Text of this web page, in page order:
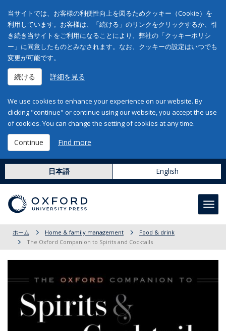
当サイトでは、お客様の利便性向上を図るためクッキー（Cookie）を
利用しています。お客様は、「続ける」のリンクをクリックするか、引
き続き当サイトをご利用になることにより、弊社の「クッキーポリシ
ー」に同意したものとみなされます。なお、クッキーの設定はいつでも
変更が可能です。
続ける 詳細を見る
We use cookies to enhance your experience on our website. By
clicking "continue" or continue using our website, you accept the use
of cookies. You can change the setting of cookies at any time.
Continue Find more
日本語 English
ホーム Home & family management
Food & drink
The Oxford Companion to Spirits and Cocktails